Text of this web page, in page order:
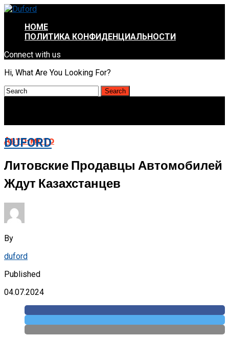
HOME
ПОЛИТИКА КОНФИДЕНЦИАЛЬНОСТИ
Connect with us
Hi, What Are You Looking For?
DUFORD
Авто-мото
Литовские Продавцы Автомобилей
Ждут Казахстанцев
By
duford
Published
04.07.2024